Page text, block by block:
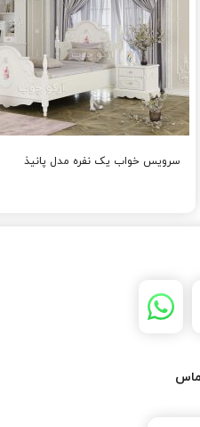
سرویس خواب یک نفره مدل پانیذ